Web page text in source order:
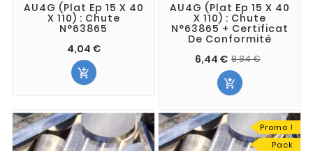
AU4G (Plat Ep 15 X 40
X 110) : Chute
N°63865
4,04 €

AU4G (Plat Ep 15 X 40
X 110) : Chute
N°63865 + Certificat
De Conformité
6,44 € 8,84 €

Promo !
Pack